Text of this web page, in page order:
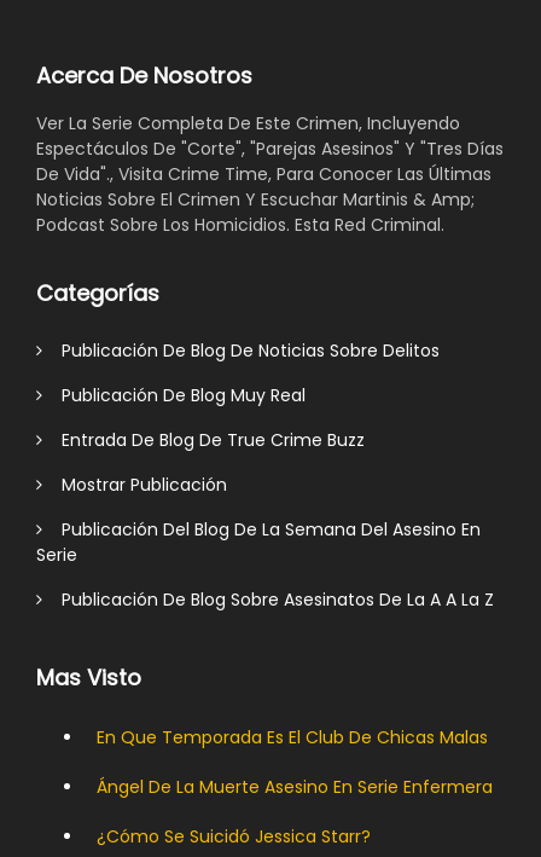
Acerca De Nosotros
Ver La Serie Completa De Este Crimen, Incluyendo
Espectáculos De "Corte", "Parejas Asesinos" Y "Tres Días
De Vida"., Visita Crime Time, Para Conocer Las Últimas
Noticias Sobre El Crimen Y Escuchar Martinis & Amp;
Podcast Sobre Los Homicidios. Esta Red Criminal.
Categorías
Publicación De Blog De Noticias Sobre Delitos
Publicación De Blog Muy Real
Entrada De Blog De True Crime Buzz
Mostrar Publicación
Publicación Del Blog De La Semana Del Asesino En
Serie
Publicación De Blog Sobre Asesinatos De La A A La Z
Mas Visto
En Que Temporada Es El Club De Chicas Malas
Ángel De La Muerte Asesino En Serie Enfermera
¿Cómo Se Suicidó Jessica Starr?